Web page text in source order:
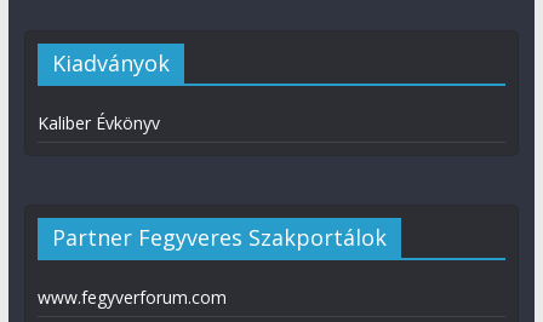
Kiadványok
Kaliber Évkönyv
Partner Fegyveres Szakportálok
www.fegyverforum.com